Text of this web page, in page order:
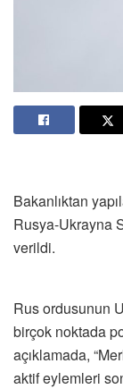
Bakanlıktan
Rusya-Ukrayna
verildi.
Rus ordusunun
birçok noktada
açıklamada,
aktif eylemleri